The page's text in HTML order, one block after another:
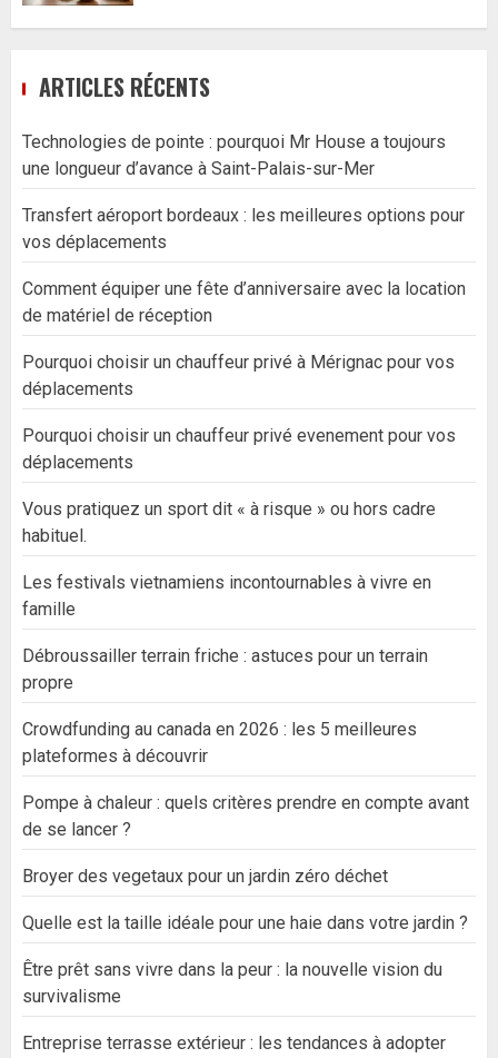
ARTICLES RÉCENTS
Technologies de pointe : pourquoi Mr House a toujours
une longueur d’avance à Saint-Palais-sur-Mer
Transfert aéroport bordeaux : les meilleures options pour
vos déplacements
Comment équiper une fête d’anniversaire avec la location
de matériel de réception
Pourquoi choisir un chauffeur privé à Mérignac pour vos
déplacements
Pourquoi choisir un chauffeur privé evenement pour vos
déplacements
Vous pratiquez un sport dit « à risque » ou hors cadre
habituel.
Les festivals vietnamiens incontournables à vivre en
famille
Débroussailler terrain friche : astuces pour un terrain
propre
Crowdfunding au canada en 2026 : les 5 meilleures
plateformes à découvrir
Pompe à chaleur : quels critères prendre en compte avant
de se lancer ?
Broyer des vegetaux pour un jardin zéro déchet
Quelle est la taille idéale pour une haie dans votre jardin ?
Être prêt sans vivre dans la peur : la nouvelle vision du
survivalisme
Entreprise terrasse extérieur : les tendances à adopter